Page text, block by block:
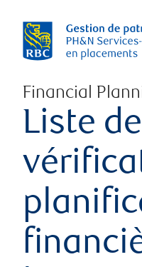
Financial
Liste de